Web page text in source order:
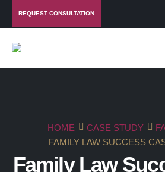
REQUEST CONSULTATION
HOME CASE STUDY
FAMILY LAW SUCCESS
Family Law